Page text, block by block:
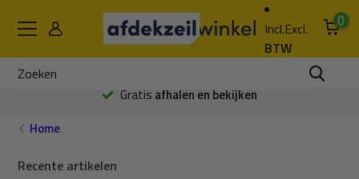
Incl.Excl.
BTW
0
Gratis afhalen en bekijken
Home
Recente artikelen